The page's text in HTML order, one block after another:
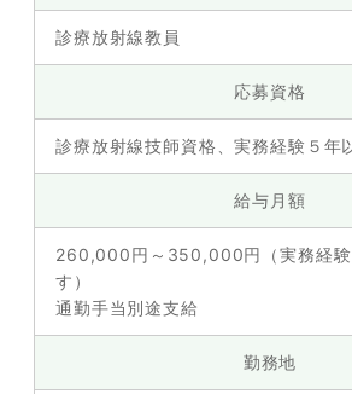
診療放射線教員
応募資格
診療放射線技師資格、実務経験５年
給与月額
260,000円～350,000円（実務経験
す）
通勤手当別途支給
勤務地